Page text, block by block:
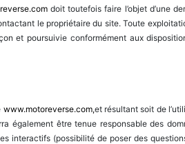
doit toutefois faire l’objet d’une
le propriétaire du site. Toute
et poursuivie conformément aux
www.motoreverse.com,et résultant soit de
également être tenue responsable des
interactifs (possibilité de poser des